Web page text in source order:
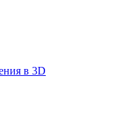
в 3D